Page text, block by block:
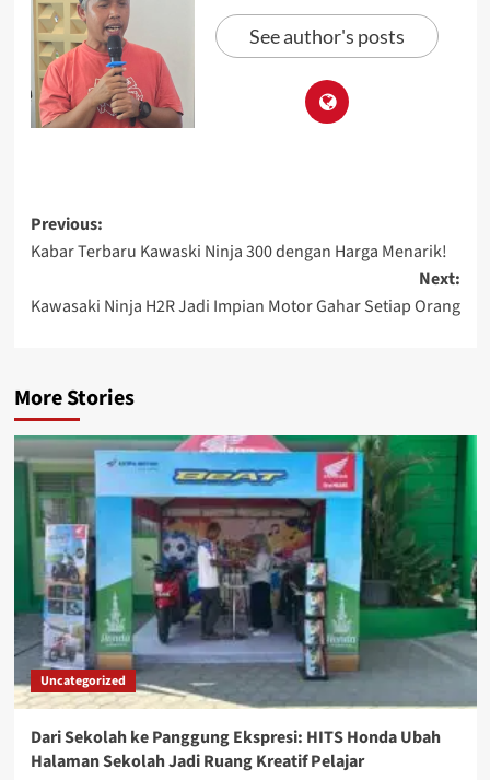
See author's posts
Previous:
Kabar Terbaru Kawaski Ninja 300 dengan Harga Menarik!
Next:
Kawasaki Ninja H2R Jadi Impian Motor Gahar Setiap Orang
More Stories
Uncategorized
Dari Sekolah ke Panggung Ekspresi: HITS Honda Ubah
Halaman Sekolah Jadi Ruang Kreatif Pelajar